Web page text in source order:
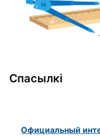
Спасылкі
Официальный